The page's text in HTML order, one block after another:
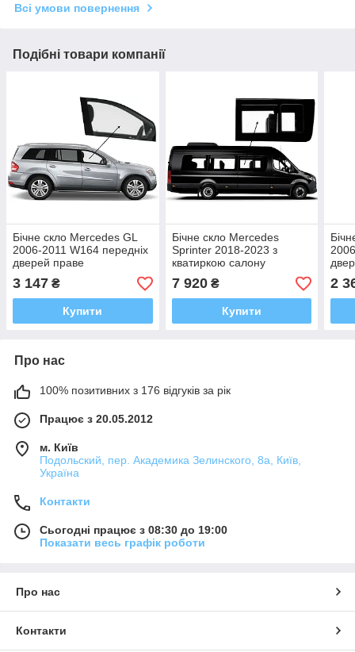
Всі умови повернення
Подібні товари компанії
Бічне скло Mercedes GL
2006-2011 W164 передніх
дверей праве
3 147 ₴
Купити
Бічне скло Mercedes
Sprinter 2018-2023 з
кватиркою салону
переднє праве
7 920₴
Купити
2
Про нас
100% позитивних з 176 відгуків за рік
Працює з 20.05.2012
м. Київ
Подольский, пер. Академика Зелинского, 8а, Київ,
Україна
Контакти
Сьогодні працює з 08:30 до 19:00
Показати весь графік роботи
Про нас
Контакти